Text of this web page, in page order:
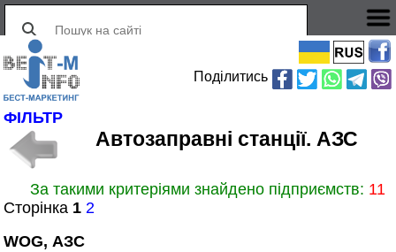
Поділитись
ФІЛЬТР
Автозаправні станції. АЗС
За такими критеріями знайдено підприємств: 11
Сторінка 12
WOG, АЗС